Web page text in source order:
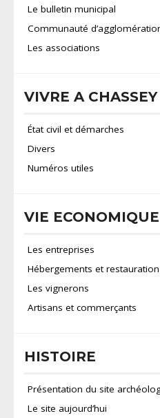
Le bulletin municipal
Communauté
Les associations
VIVRE A CHASSEY
État civil et démarches
Divers
Numéros utiles
VIE ECONOMIQUE
Les entreprises
Hébergements et restauration
Les vignerons
Artisans et commerçants
HISTOIRE
Présentation du site
Le site aujourd’hui